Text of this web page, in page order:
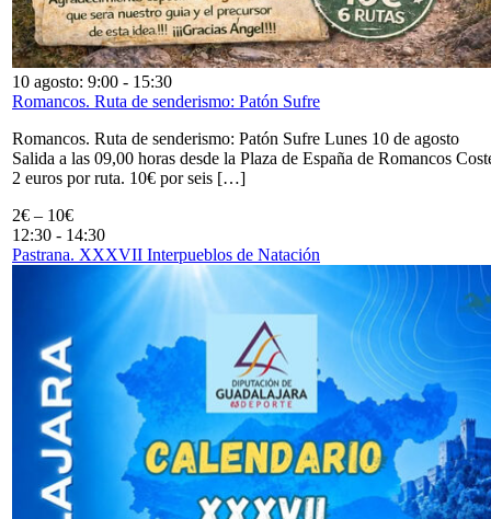
10 agosto: 9:00 - 15:30
Romancos. Ruta de senderismo: Patón Sufre
Romancos. Ruta de senderismo: Patón Sufre Lunes 10 de agosto
Salida a las 09,00 horas desde la Plaza de España de Romancos
2 euros por ruta. 10€ por seis […]
2€ – 10€
12:30 - 14:30
Pastrana. XXXVII Interpueblos de Natación